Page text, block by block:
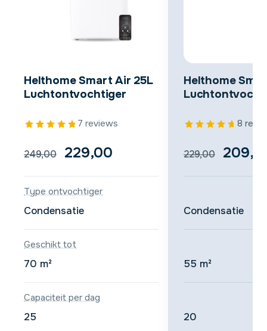
Helthome Smart Air 25L
Luchtontvochtiger
7 reviews
249,00
Oorspronkelijke
prijs
was:
€249,00.
229,00Huidige
prijs
Type ontvochtiger
Condensatie
Geschikt tot
70 m²
Capaciteit per dag
25
Helthome
8
229,00
prijs
Condensatie
55 m²
20